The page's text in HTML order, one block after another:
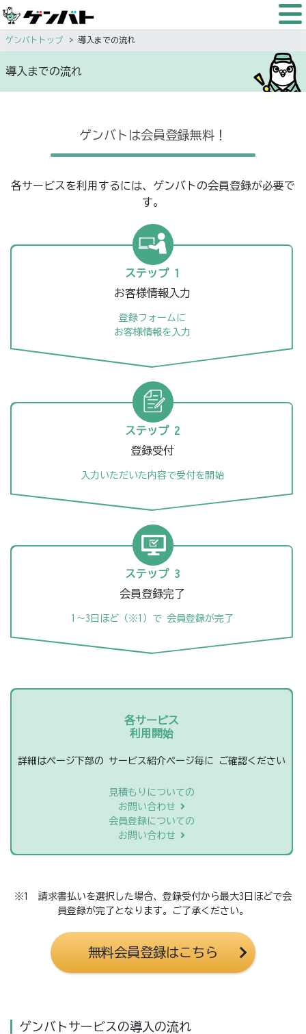
ゲンバトトップ 導入までの流れ
導入までの流れ
ゲンバトは会員登録無料！
各サービスを利用するには、ゲンバトの会員登録が必要で
す。
ステップ 1
お客様情報入力
登録フォームに
お客様情報を入力
ステップ 2
登録受付
入力いただいた内容で受付を開始
ステップ 3
会員登録完了
1～3日ほど（※1）で会員登録が完了
各サービス
利用開始
詳細はページ下部の サービス紹介ページ毎に ご確認ください
見積もりについての
お問い合わせ
会員登録についての
お問い合わせ
※1 請求書払いを選択した場合、登録受付から最大3日ほどで会
員登録が完了となります。ご了承ください。
無料会員登録はこちら
ゲンバトサービスの導入の流れ